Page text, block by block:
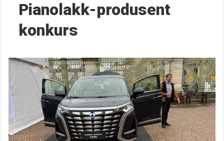
Pianolakk-produsent
konkurs